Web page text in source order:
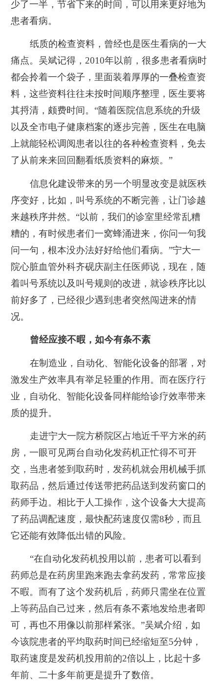
少了一半，节省下来的时间，可以用来更好地为
患者看病。
纸质的检查资料，曾经也是医生看病的一大
痛点。吴斌记得，2010年以前，很多患者看病时
都会拎着一个袋子，里面装着厚厚的一叠检查资
料，这些资料往往未按时间顺序整理，医生要将
其捋清，颇费时间。“随着医院信息系统的升级
以及全市电子健康档案的逐步完善，医生在电脑
上就能轻松调阅患者以往的各种检查资料，免去
了从前来来回回翻看纸质资料的麻烦。”
信息化建设带来的另一个明显改变是就医秩
序变好，比如，叫号系统的不断完善，让门诊越
来越秩序井然。“以前，我们的诊室里经常乱糟
糟的，有时候患者们一窝蜂涌进来，你问一句我
问一句，根本没办法好好给他们看病。”宁大一
院心脏血管外科齐砚庆副主任医师说，现在，随
着叫号系统以及叫号规则的改进，就诊秩序比以
前好多了，已经很少遇到患者突然闯进来的情
况。
曾经应接不暇，如今有条不紊
在制造业，自动化、智能化设备的部署，对
激发生产效率具有举足轻重的作用。而在医疗行
业，自动化、智能化设备同样能给诊疗效率带来
质的提升。
走进宁大一院方桥院区占地近千平方米的药
房，一眼可见两台自动化发药机正忙得不可开
交，当患者签到取药时，发药机就会用机械手抓
取药品，然后通过传送带把药品送到发药窗口的
药师手边。相比于人工操作，这个设备大大提高
了药品调配速度，最快配药速度仅需8秒，而且
它还能有效降低出错的风险。
“在自动化发药机投用以前，患者可以看到
药师总是在药房里跑来跑去拿药发药，常常应接
不暇。而有了这个发药机后，药师只需坐在位置
上等药品自己过来，然后有条不紊地发给患者即
可，再也不用像以前那样紧张。”吴斌介绍，如
今该院患者的平均取药时间已经缩短至5分钟，
取药速度是发药机投用前的2倍以上，比起十多
年前、二十多年前更是提升了数倍。